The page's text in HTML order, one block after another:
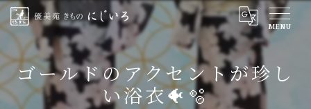
ゴールドのアクセントが珍し
い浴衣🐠🫧